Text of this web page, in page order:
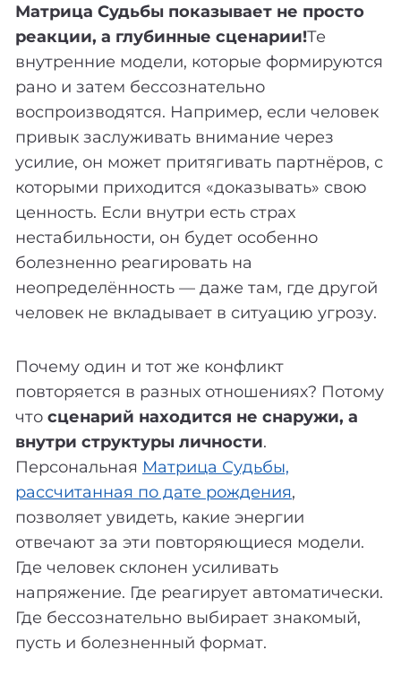
Матрица Судьбы показывает не просто
реакции, а глубинные сценарии!Те
внутренние модели, которые формируются
рано и затем бессознательно
воспроизводятся. Например, если человек
привык заслуживать внимание через
усилие, он может притягивать партнёров, с
которыми приходится «доказывать» свою
ценность. Если внутри есть страх
нестабильности, он будет особенно
болезненно реагировать на
неопределённость — даже там, где другой
человек не вкладывает в ситуацию угрозу.
Почему один и тот же конфликт
повторяется в разных отношениях? Потому
что сценарий находится не снаружи, а
внутри структуры личности.
Персональная Матрица Судьбы,
рассчитанная по дате рождения,
позволяет увидеть, какие энергии
отвечают за эти повторяющиеся модели.
Где человек склонен усиливать
напряжение. Где реагирует автоматически.
Где бессознательно выбирает знакомый,
пусть и болезненный формат.